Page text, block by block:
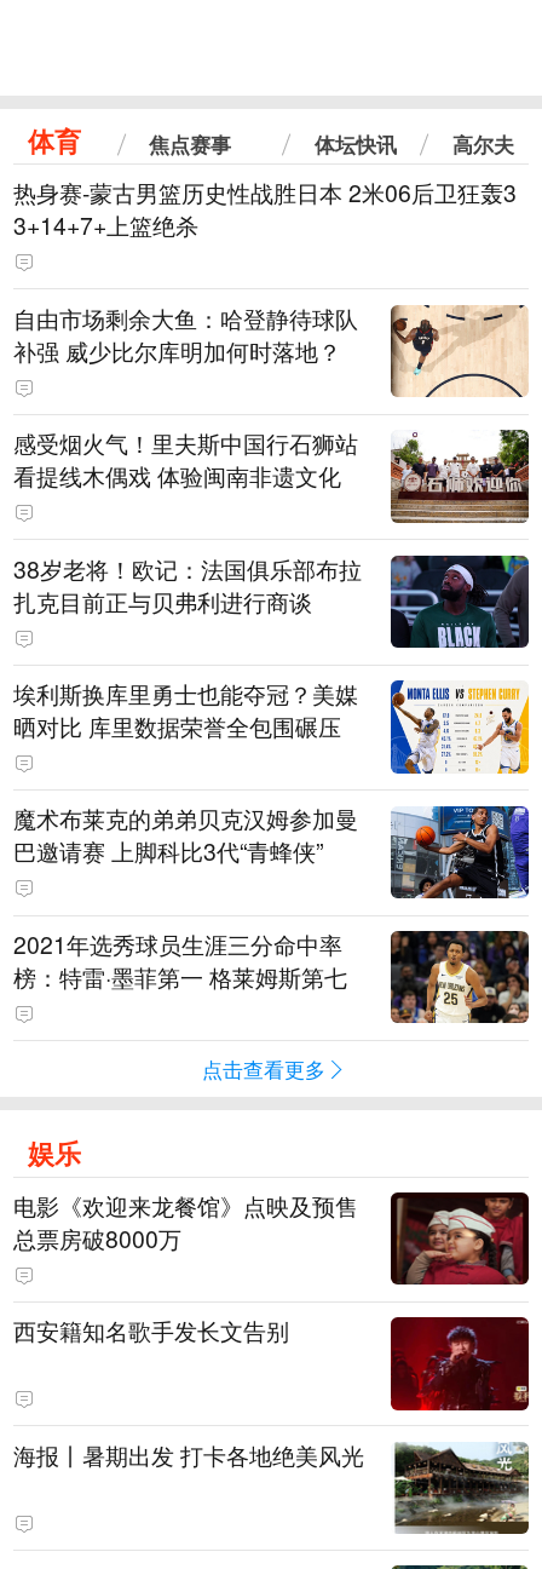
体育 焦点赛事 体坛快讯 高尔夫
热身赛-蒙古男篮历史性战胜日本 2米06后卫狂轰3
3+14+7+上篮绝杀
自由市场剩余大鱼：哈登静待球队
补强 威少比尔库明加何时落地？
感受烟火气！里夫斯中国行石狮站
看提线木偶戏 体验闽南非遗文化
38岁老将！欧记：法国俱乐部布拉
扎克目前正与贝弗利进行商谈
埃利斯换库里勇士也能夺冠？美媒
晒对比 库里数据荣誉全包围碾压
魔术布莱克的弟弟贝克汉姆参加曼
巴邀请赛 上脚科比3代“青蜂侠”
2021年选秀球员生涯三分命中率
榜：特雷·墨菲第一 格莱姆斯第七
点击查看更多
娱乐
电影《欢迎来龙餐馆》点映及预售
总票房破8000万
西安籍知名歌手发长文告别
海报丨暑期出发 打卡各地绝美风光